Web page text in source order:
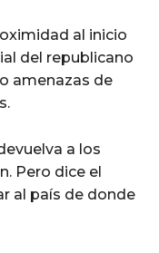
al inicio
del republicano
amenazas de
a los
Pero dice el
al país de donde